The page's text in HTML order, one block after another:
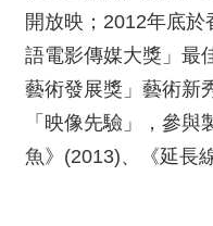
開放映；2012年底
語電影傳媒大獎」最
藝術發展獎」藝術新
「映像先驗」，參
魚》(2013)、《延長